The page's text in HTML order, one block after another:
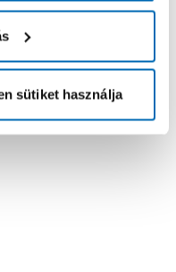
sütiket használja